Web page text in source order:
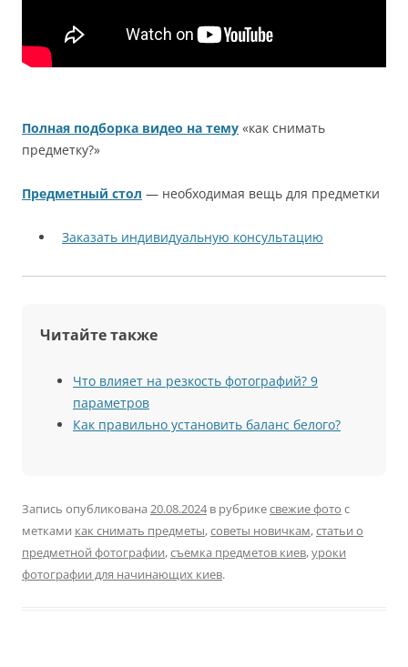
Полная подборка видео на тему «как снимать
предметку?»
Предметный стол — необходимая вещь для предметки
Заказать индивидуальную консультацию
Читайте также
Что влияет на резкость фотографий? 9
параметров
Как правильно установить баланс белого?
Запись опубликована 20.08.2024в рубрикесвежие фото с
метками как снимать предметы,советы новичкам,статьи о
предметной фотографии,съемка предметов киев,уроки
фотографии для начинающих киев.